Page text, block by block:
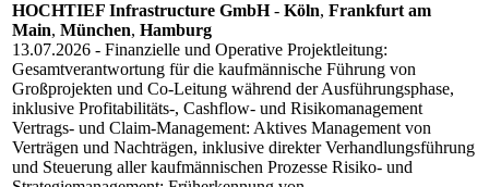
HOCHTIEF Infrastructure GmbH- Köln, Frankfurt am
Main, München, Hamburg
13.07.2026 - Finanzielle und Operative Projektleitung:
Gesamtverantwortung für die kaufmännische Führung von
Großprojekten und Co-Leitung während der Ausführungsphase,
inklusive Profitabilitäts-, Cashflow- und Risikomanagement
Vertrags- und Claim-Management: Aktives Management von
Verträgen und Nachträgen, inklusive direkter Verhandlungsführung
und Steuerung aller kaufmännischen Prozesse Risiko- und